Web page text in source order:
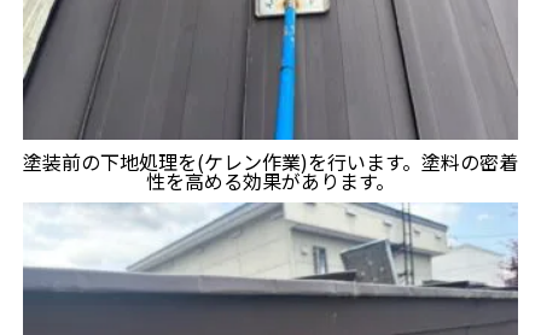
塗装前の下地処理を(ケレン作業)を行います。塗料の密着
性を高める効果があります。